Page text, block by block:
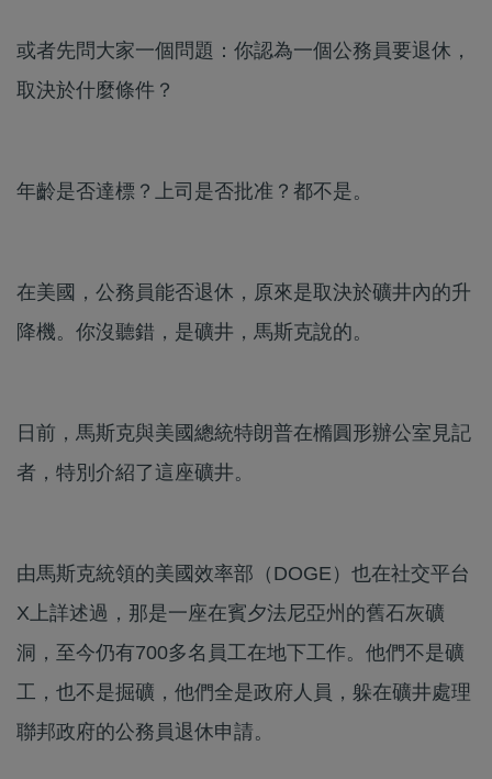
或者先問大家一個問題：你認為一個公務員要退休，
取決於什麼條件？
年齡是否達標？上司是否批准？都不是。
在美國，公務員能否退休，原來是取決於礦井內的升
降機。你沒聽錯，是礦井，馬斯克說的。
日前，馬斯克與美國總統特朗普在橢圓形辦公室見記
者，特別介紹了這座礦井。
由馬斯克統領的美國效率部（DOGE）也在社交平台
X上詳述過，那是一座在賓夕法尼亞州的舊石灰礦
洞，至今仍有700多名員工在地下工作。他們不是礦
工，也不是掘礦，他們全是政府人員，躲在礦井處理
聯邦政府的公務員退休申請。